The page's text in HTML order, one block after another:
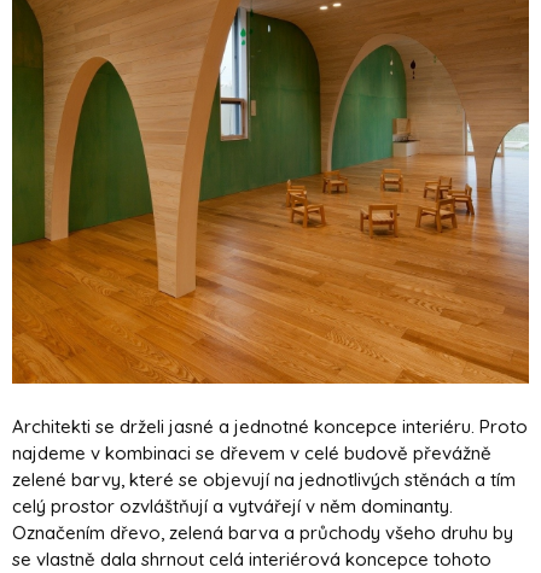
Architekti se drželi jasné a jednotné koncepce interiéru. Proto
najdeme v kombinaci se dřevem v celé budově převážně
zelené barvy, které se objevují na jednotlivých stěnách a tím
celý prostor ozvláštňují a vytvářejí v něm dominanty.
Označením dřevo, zelená barva a průchody všeho druhu by
se vlastně dala shrnout celá interiérová koncepce tohoto